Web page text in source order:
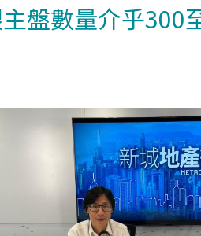
盤數量介乎300